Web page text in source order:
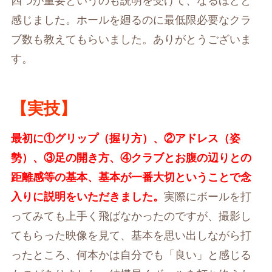
感じました。ホールを廻るのに最低限必要なクラ
ブ数も教えてもらいました。ありがとうございま
す。
【実技】
最初に①グリップ（握り方）、②アドレス（姿
勢）、③足の開き方、④クラブとお腹の辺りとの
距離感等の基本、基本が一番大切ということで念
入りに説明をいただきました。 実際にボールを打
ってみても上手く飛ばなかったのですが、撮影し
てもらった映像を見て、基本を思い出しながら打
ったところ、何本かは自分でも「良い」と感じる